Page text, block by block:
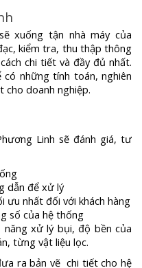
xuống tận nhà máy của
kiểm tra, thu thập thông
chi tiết và đầy đủ nhất.
những tính toán, nghiên
cho doanh nghiệp.
Linh sẽ đánh giá, tư
dẫn để xử lý
nhất đối với khách hàng
số của hệ thống
năng xử lý bụi, độ bền của
từng vật liệu lọc.
ra bản vẽ chi tiết cho hệ